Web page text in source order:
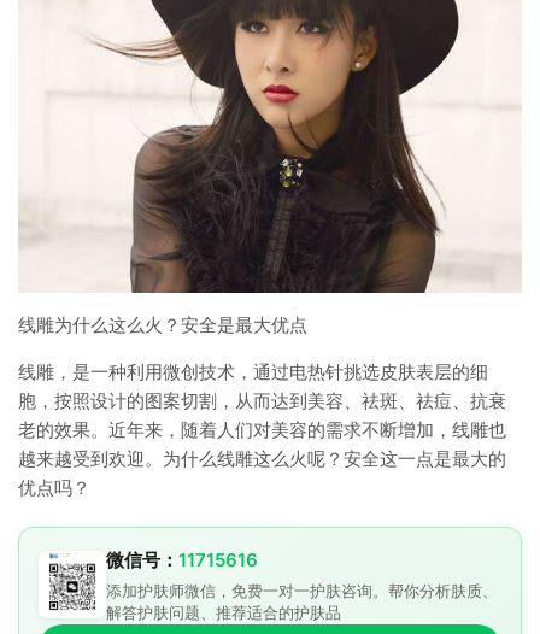
线雕为什么这么火？安全是最大优点
线雕，是一种利用微创技术，通过电热针挑选皮肤表层的细
胞，按照设计的图案切割，从而达到美容、祛斑、祛痘、抗衰
老的效果。近年来，随着人们对美容的需求不断增加，线雕也
越来越受到欢迎。为什么线雕这么火呢？安全这一点是最大的
优点吗？
微信号： 11715616
添加护肤师微信，免费一对一护肤咨询。帮你分析肤质、
解答护肤问题、推荐适合的护肤品